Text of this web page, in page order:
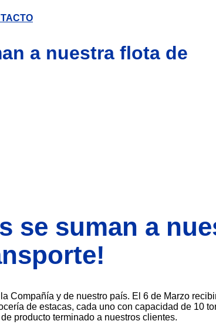
a nuestra flota de
se suman a
Compañía y de nuestro país. El 6 de Marzo
de estacas, cada uno con capacidad de 10
producto terminado a nuestros clientes.